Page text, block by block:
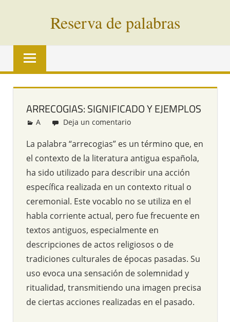
Reserva de palabras
Palabras
vías
todo
mundo
ARRECOGIAS: SIGNIFICADO Y EJEMPLOS
Redacción
A Deja un comentario
La palabra “arrecogias” es un término que, en
el contexto de la literatura antigua española,
ha sido utilizado para describir una acción
específica realizada en un contexto ritual o
ceremonial. Este vocablo no se utiliza en el
habla corriente actual, pero fue frecuente en
textos antiguos, especialmente en
descripciones de actos religiosos o de
tradiciones culturales de épocas pasadas. Su
uso evoca una sensación de solemnidad y
ritualidad, transmitiendo una imagen precisa
de ciertas acciones realizadas en el pasado.